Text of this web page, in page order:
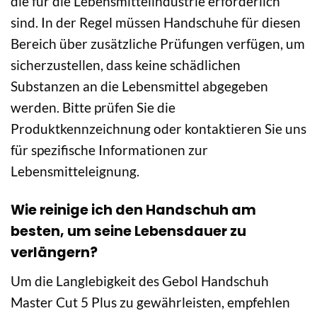
sind. In der Regel müssen Handschuhe für diesen
Bereich über zusätzliche Prüfungen verfügen, um
sicherzustellen, dass keine schädlichen
Substanzen an die Lebensmittel abgegeben
werden. Bitte prüfen Sie die
Produktkennzeichnung oder kontaktieren Sie uns
für spezifische Informationen zur
Lebensmitteleignung.
Wie reinige ich den Handschuh am
besten, um seine Lebensdauer zu
verlängern?
Um die Langlebigkeit des Gebol Handschuh
Master Cut 5 Plus zu gewährleisten, empfehlen